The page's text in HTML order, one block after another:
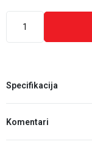
Specifikacija
Komentari